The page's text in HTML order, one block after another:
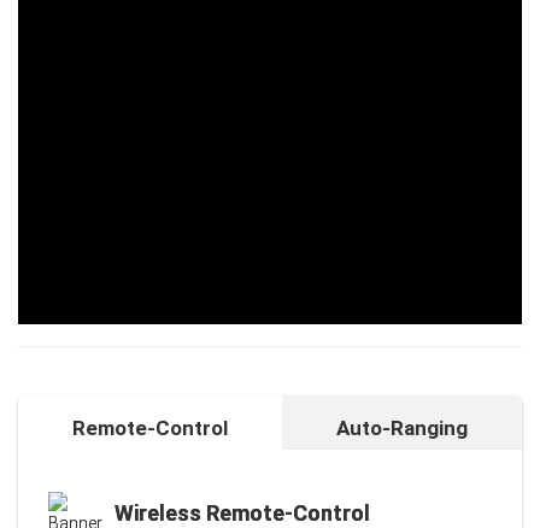
Remote-Control Auto-Ranging
Wireless Remote-Control
Kalibrierungsfunktion